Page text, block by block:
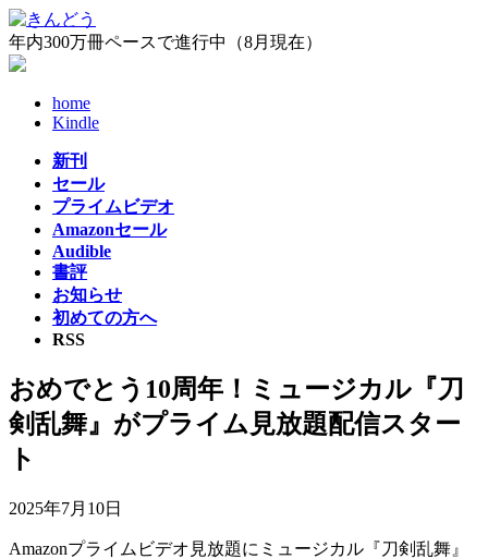
コ
ン
テ
ナ
ビ
ゲ
年内300万冊ペースで進行中（8月現在）
home
Kindle
新刊
セール
プライムビデオ
Amazonセール
Audible
書評
お知らせ
初めての方へ
RSS
おめでとう10周年！ミュージカル『刀
剣乱舞』がプライム見放題配信スター
ト
2025年7月10日
Amazonプライムビデオ見放題にミュージカル『刀剣乱舞』